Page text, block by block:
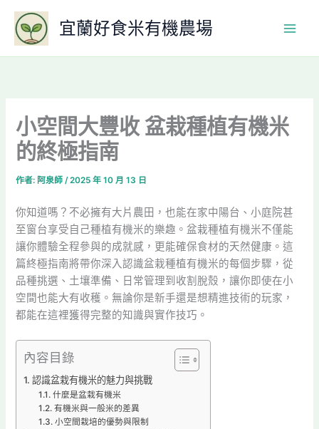
要
宜蘭好食米有機農場
小空間大豐收 盆栽種植有機米
的終極指南
作者: 阿泉師/2025 年 10 月 13 日
你知道嗎？不必擁有大片農田，也能在家中陽台、小庭院甚
至窗台享受自己種植有機米的樂趣。盆栽種植有機米不僅能
讓你體驗全程參與的成就感，更能確保食材的天然健康。這
篇終極指南將帶你深入認識盆栽種植有機米的每個步驟，從
品種挑選、土壤準備、日常管理到收割脫殼，讓你即使在小
空間也能大有收穫。無論你是新手還是想精進技術的玩家，
都能在這裡獲得完整的知識與實作技巧。
內容目錄
認識盆栽有機米的魅力與挑戰
什麼是盆栽有機米
有機米與一般米的差異
小空間栽培的優勢與限制